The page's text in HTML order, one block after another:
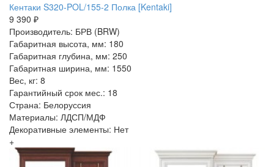
Кентаки S320-POL/155-2 Полка [Kentaki]
9 390 ₽
Производитель: БРВ (BRW)
Габаритная высота, мм: 180
Габаритная глубина, мм: 250
Габаритная ширина, мм: 1550
Вес, кг: 8
Гарантийный срок мес.: 18
Страна: Белоруссия
Материалы: ЛДСП/МДФ
Декоративные элементы: Нет
+